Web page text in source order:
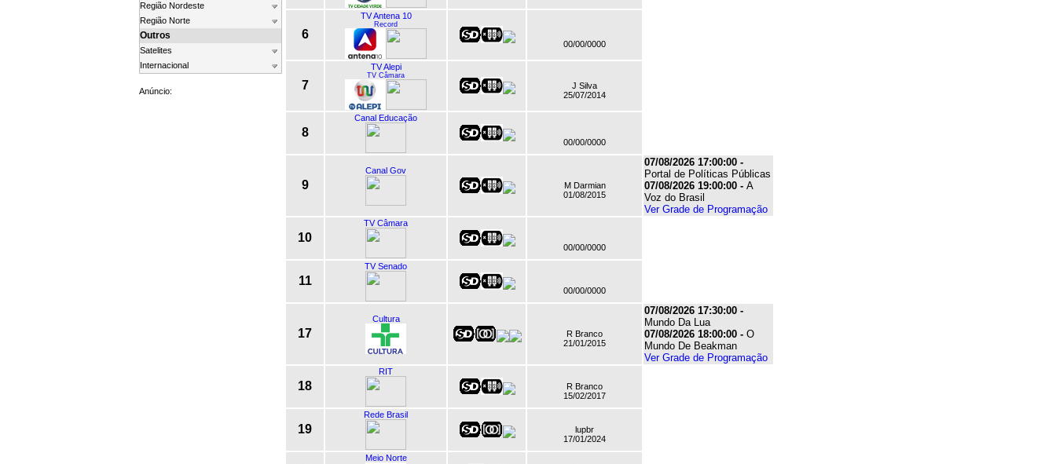
Região Nordeste
Região Norte
Outros
Satelites
Internacional
Anúncio:
6
TV Antena 10
Record
00/00/0000
7
TV Alepi
TV Câmara
J Silva
25/07/2014
8
Canal Educação
00/00/0000
9
Canal Gov
M Darmian
01/08/2015
07/08/2026 17:00:00 -
Portal de Políticas Públicas
07/08/2026 19:00:00 - A
Voz do Brasil
Ver Grade de Programação
10
TV Câmara
00/00/0000
11
TV Senado
00/00/0000
17
Cultura
R Branco
21/01/2015
07/08/2026 17:30:00 -
Mundo Da Lua
07/08/2026 18:00:00 - O
Mundo De Beakman
Ver Grade de Programação
18
RIT
R Branco
15/02/2017
19
Rede Brasil
lupbr
17/01/2024
Meio Norte